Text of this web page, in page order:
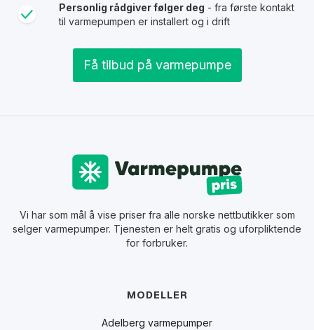
Personlig rådgiver følger deg - fra første kontakt
til varmepumpen er installert og i drift
Få tilbud på varmepumpe
Vi har som mål å vise priser fra alle norske nettbutikker som
selger varmepumper. Tjenesten er helt gratis og uforpliktende
for forbruker.
MODELLER
Adelberg varmepumper